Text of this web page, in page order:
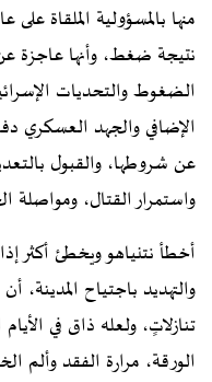
منها بالمسؤولية الملقاة
نتيجة ضغط، وأنها عاجزة
الضغوط والتحديات
الإضافي والجهد العسكري
عن شروطها، والقبول
واستمرار القتال،
أخطأ نتنياهو ويخطئ أكثر
والتهديد باجتياح المدينة،
تنازلاتٍ، ولعله ذاق في
الورقة، مرارة الفقد وألم